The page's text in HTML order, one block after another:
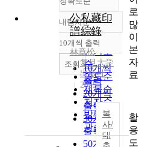
정확도
순
인기도
순
연도순
제목순
저자순
발행기
관순
내림차순
내림차순
10개씩 출력
10개씩
출력
20개씩
출력
30개씩
출력
50개씩
조회
公私藏印
譜綜錄
林章松
复旦大学
出版社
2025
복
사/
대
로
많
이
본
자
료
활
용
도